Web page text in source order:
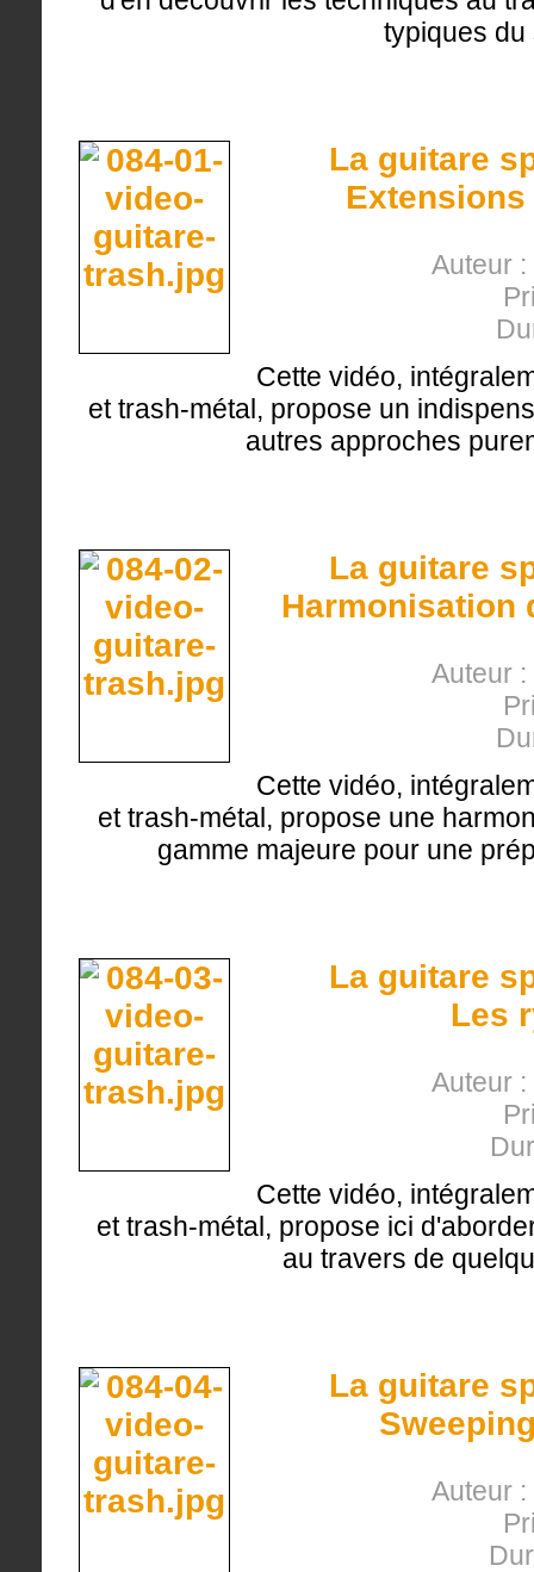
typiques du
La guitare
Auteur
Cette vidéo,
et trash-métal, propose un
autres approches
La guitare
Harmonisation
Auteur
Cette vidéo,
et trash-métal, propose une
gamme majeure pour une
La guitare
Les
Auteur
Cette vidéo,
et trash-métal, propose ici
au travers de
La guitare
Auteur